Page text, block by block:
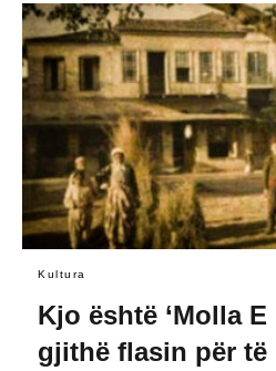
Kultura
Kjo është ‘Molla E
gjithë flasin për të